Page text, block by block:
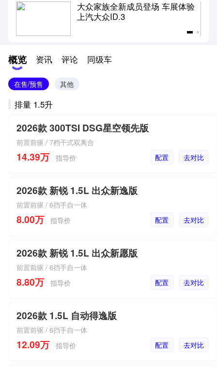
大众家族全新成员登场 车展体验
上汽大众ID.3
概览 资讯 评论 同级车
在售/预售 其他
排量 1.5升
2026款 300TSI DSG星空领先版
前置前驱 / 7档干式双离合
14.39万 指导价 去对比
配置
2026款 新锐 1.5L 出众新逸版
前置前驱 / 6挡手自一体
8.00万 指导价 去对比
配置
2026款 新锐 1.5L 出众新愿版
前置前驱 / 6挡手自一体
8.80万 指导价 去对比
配置
2026款 1.5L 自动得逸版
前置前驱 / 6挡手自一体
12.09万 指导价 去对比
配置